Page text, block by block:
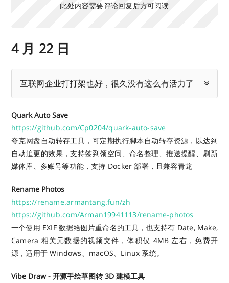
此处内容需要评论回复后方可阅读
4 月 22 日
互联网企业打打架也好，很久没有这么有活力了
Quark Auto Save
https://github.com/Cp0204/quark-auto-save
夸克网盘自动转存工具，可定期执行脚本自动转存资源，以达到
自动追更的效果，支持签到领空间、命名整理、推送提醒、刷新
媒体库、多账号等功能，支持 Docker 部署，且兼容青龙
Rename Photos
https://rename.armantang.fun/zh
https://github.com/Arman19941113/rename-photos
一个使用 EXIF 数据给图片重命名的工具，也支持有 Date, Make,
Camera 相关元数据的视频文件，体积仅 4MB 左右，免费开
源，适用于 Windows、macOS、Linux 系统。
Vibe Draw - 开源手绘草图转 3D 建模工具